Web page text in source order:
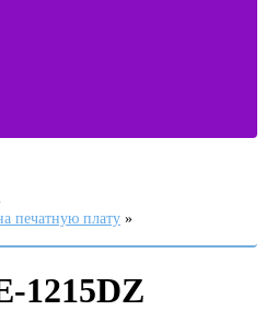
печатную плату
1215DZ